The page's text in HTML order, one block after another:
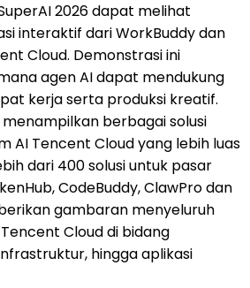
2026 dapat melihat
interaktif dari WorkBuddy dan
Cloud. Demonstrasi ini
agen AI dapat mendukung
kerja serta produksi kreatif.
berbagai solusi
AI Tencent Cloud yang lebih luas
dari 400 solusi untuk pasar
CodeBuddy, ClawPro dan
gambaran menyeluruh
Cloud di bidang
hingga aplikasi